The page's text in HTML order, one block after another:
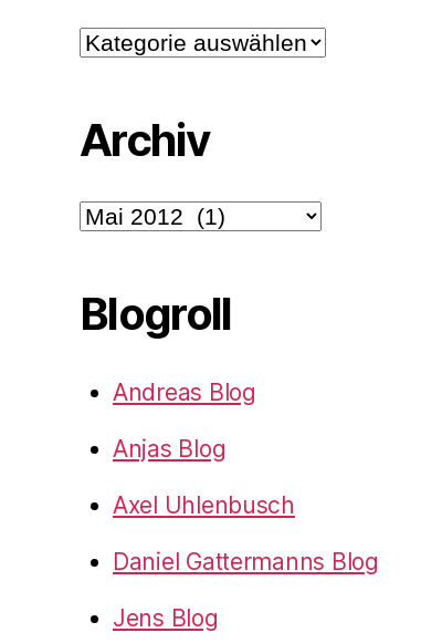
Kategorien
Archiv
Archiv
Blogroll
Andreas Blog
Anjas Blog
Axel Uhlenbusch
Daniel Gattermanns Blog
Jens Blog